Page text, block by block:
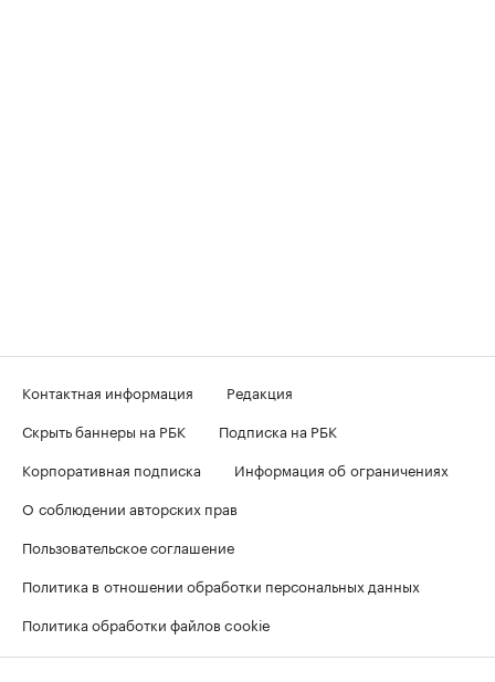
Контактная информация
Редакция
Скрыть баннеры на РБК
Подписка на РБК
Корпоративная подписка
Информация об ограничениях
О соблюдении авторских прав
Пользовательское соглашение
Политика в отношении обработки персональных данных
Политика обработки файлов cookie